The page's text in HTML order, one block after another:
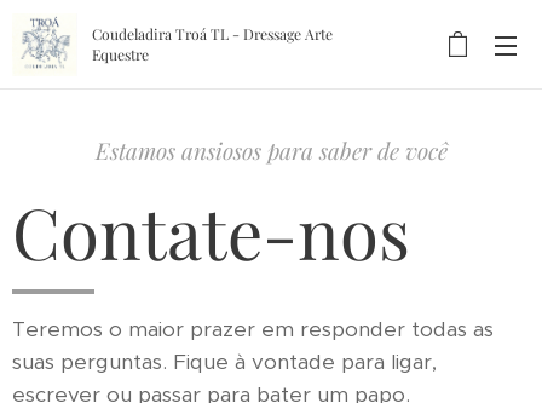
Coudeladira Troá TL - Dressage Arte
Equestre
Estamos ansiosos para saber de você
Contate-nos
Teremos o maior prazer em responder todas as
suas perguntas. Fique à vontade para ligar,
escrever ou passar para bater um papo.